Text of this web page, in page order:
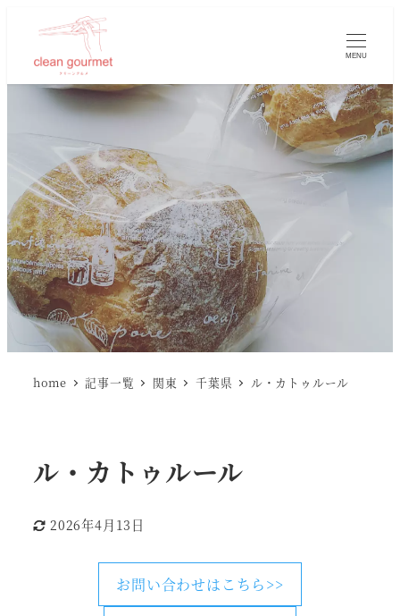
MENU
home 記事一覧 関東 千葉県 ル・カトゥルール
ル・カトゥルール
更新日
2026年4月13日
お問い合わせはこちら>>